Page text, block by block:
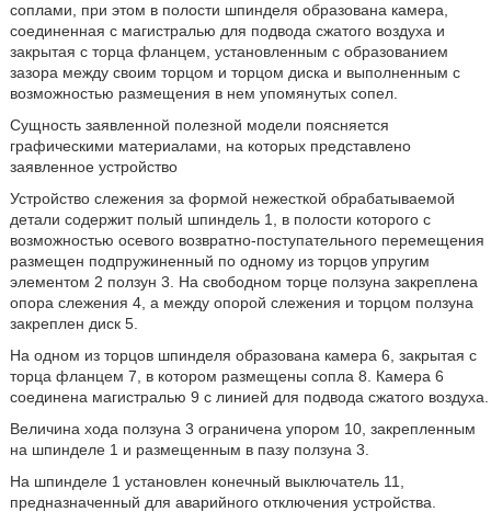
соплами, при этом в полости шпинделя образована камера,
соединенная с магистралью для подвода сжатого воздуха и
закрытая с торца фланцем, установленным с образованием
зазора между своим торцом и торцом диска и выполненным с
возможностью размещения в нем упомянутых сопел.
Сущность заявленной полезной модели поясняется
графическими материалами, на которых представлено
заявленное устройство
Устройство слежения за формой нежесткой обрабатываемой
детали содержит полый шпиндель 1, в полости которого с
возможностью осевого возвратно-поступательного перемещения
размещен подпружиненный по одному из торцов упругим
элементом 2 ползун 3. На свободном торце ползуна закреплена
опора слежения 4, а между опорой слежения и торцом ползуна
закреплен диск 5.
На одном из торцов шпинделя образована камера 6, закрытая с
торца фланцем 7, в котором размещены сопла 8. Камера 6
соединена магистралью 9 с линией для подвода сжатого воздуха.
Величина хода ползуна 3 ограничена упором 10, закрепленным
на шпинделе 1 и размещенным в пазу ползуна 3.
На шпинделе 1 установлен конечный выключатель 11,
предназначенный для аварийного отключения устройства.